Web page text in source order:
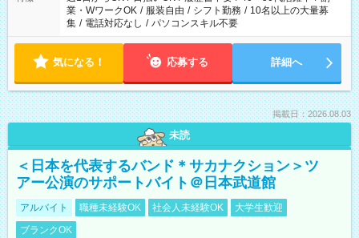
業・WワークOK / 服装自由 / シフト勤務 / 10名以上の大量募
集 / 電話対応なし / パソコンスキル不要
気になる！ 応募する 詳細へ
掲載日：2026.08.03
未読
＜日本を代表するバンド＊サカナクション＞ツ
アー公演のサポートバイト＠日本武道館
アルバイト 職種未経験OK 社会人未経験OK
大学生歓迎
ブランクOK